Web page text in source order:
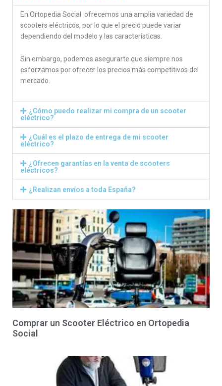
En Ortopedia Social ofrecemos una amplia variedad de
scooters eléctricos, por lo que el precio puede variar
dependiendo del modelo y las características.
Sin embargo, podemos asegurarte que siempre nos
esforzamos por ofrecer los precios más competitivos del
mercado.
¿Cómo puedo realizar mi compra de un scooter
eléctrico?
¿Cuál es el plazo de entrega de mi scooter
eléctrico?
¿Ofrecen garantías en la venta de scooters
eléctricos?
¿Realizan envíos a toda España?
Comprar un Scooter Eléctrico en Ortopedia
Social